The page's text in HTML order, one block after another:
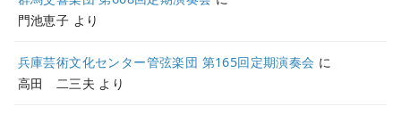
門池恵子 より
兵庫芸術文化センター管弦楽団 第165回定期演奏会 に
高田 二三夫 より